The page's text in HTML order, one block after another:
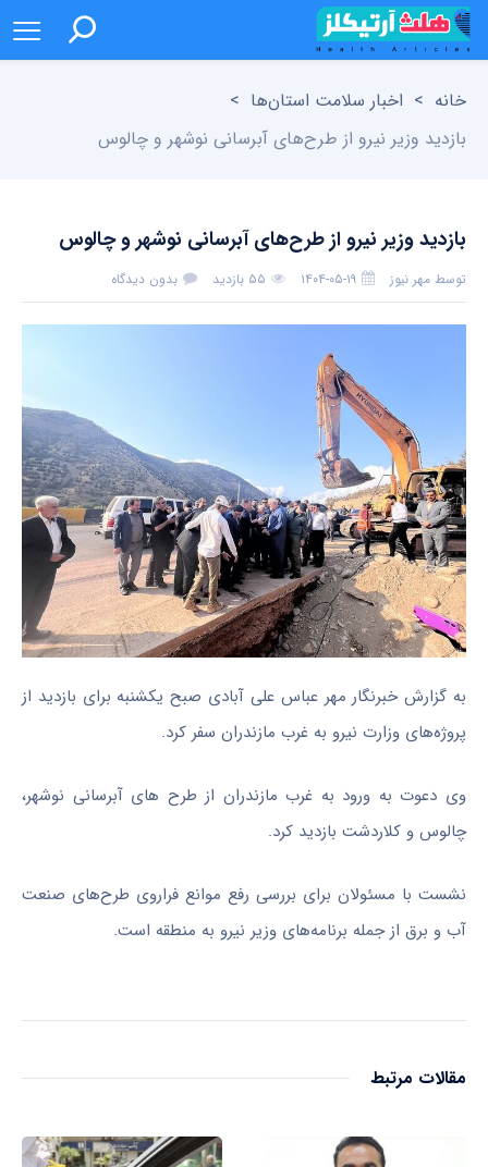
خانه > اخبار سلامت استان‌ها >
بازدید وزیر نیرو از طرح‌های آبرسانی نوشهر و چالوس
بازدید وزیر نیرو از طرح‌های آبرسانی نوشهر و چالوس
توسط مهر نیوز ۱۴۰۴-۰۵-۱۹ ۵۵ بازدید بدون دیدگاه
به گزارش خبرنگار مهر عباس علی آبادی صبح یکشنبه برای بازدید از
پروژه‌های وزارت نیرو به غرب مازندران سفر کرد.
وی دعوت به ورود به غرب مازندران از طرح های آبرسانی نوشهر،
چالوس و کلاردشت بازدید کرد.
نشست با مسئولان برای بررسی رفع موانع فراروی طرح‌های صنعت
آب و برق از جمله برنامه‌های وزیر نیرو به منطقه است.
مقالات مرتبط